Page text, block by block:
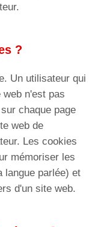
?
Un utilisateur qui
n'est pas
chaque page
web de
Les cookies
mémoriser les
langue parlée) et
d'un site web.